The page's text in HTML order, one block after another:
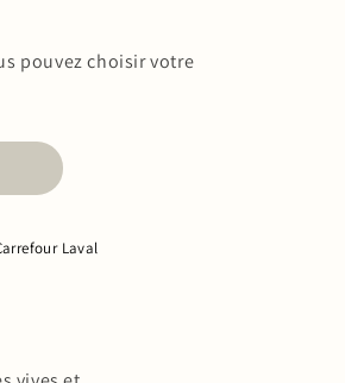
pouvez choisir votre
Laval